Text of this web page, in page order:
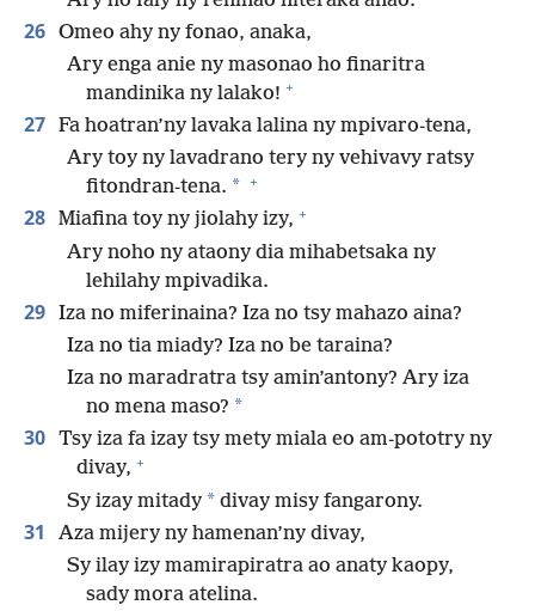
26 Omeo ahy ny fonao, anaka,
Ary enga anie ny masonao ho finaritra
mandinika ny lalako! +
27 Fa hoatran’ny lavaka lalina ny mpivaro-tena,
Ary toy ny lavadrano tery ny vehivavy ratsy
fitondran-tena. * +
28 Miafina toy ny jiolahy izy, +
Ary noho ny ataony dia mihabetsaka ny
lehilahy mpivadika.
29 Iza no miferinaina? Iza no tsy mahazo aina?
Iza no tia miady? Iza no be taraina?
Iza no maradratra tsy amin’antony? Ary iza
no mena maso? *
30 Tsy iza fa izay tsy mety miala eo am-pototry ny
divay, +
Sy izay mitady * divay misy fangarony.
31
Aza mijery ny hamenan’ny divay,
Sy ilay izy mamirapiratra ao anaty kaopy,
sady mora atelina.